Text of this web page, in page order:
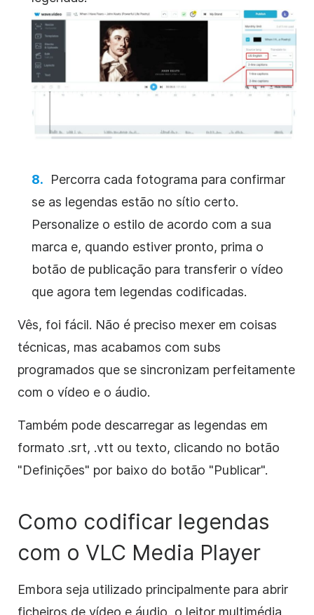
Percorra cada fotograma para confirmar
se as legendas estão no sítio certo.
Personalize o estilo de acordo com a sua
marca e, quando estiver pronto, prima o
botão de publicação para transferir o vídeo
que agora tem legendas codificadas.
Vês, foi fácil. Não é preciso mexer em coisas
técnicas, mas acabamos com subs
programados que se sincronizam perfeitamente
com o vídeo e o áudio.
Também pode descarregar as legendas em
formato .srt, .vtt ou texto, clicando no botão
"Definições" por baixo do botão "Publicar".
Como codificar legendas
com o VLC Media Player
Embora seja utilizado principalmente para abrir
ficheiros de vídeo e áudio, o leitor multimédia